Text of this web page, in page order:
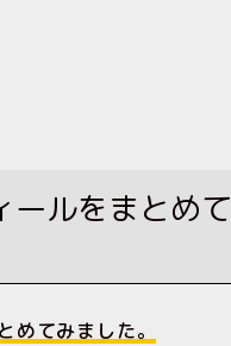
ールをまとめて
てみました。